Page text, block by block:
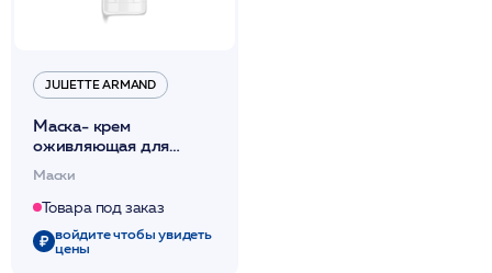
JULIETTE ARMAND
Маска- крем
оживляющая для
увядающей, теряющей
тонус кожи 50мл /JA
Маски
Товара под заказ
войдите чтобы увидеть
цены